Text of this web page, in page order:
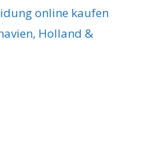
online kaufen
Holland &